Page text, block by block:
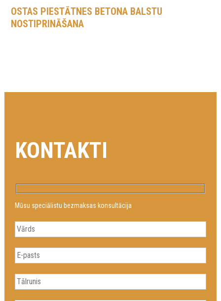
OSTAS PIESTĀTNES BETONA BALSTU
NOSTIPRINĀŠANA
KONTAKTI
Mūsu speciālistu bezmaksas konsultācija